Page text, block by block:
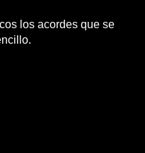
los acordes que se